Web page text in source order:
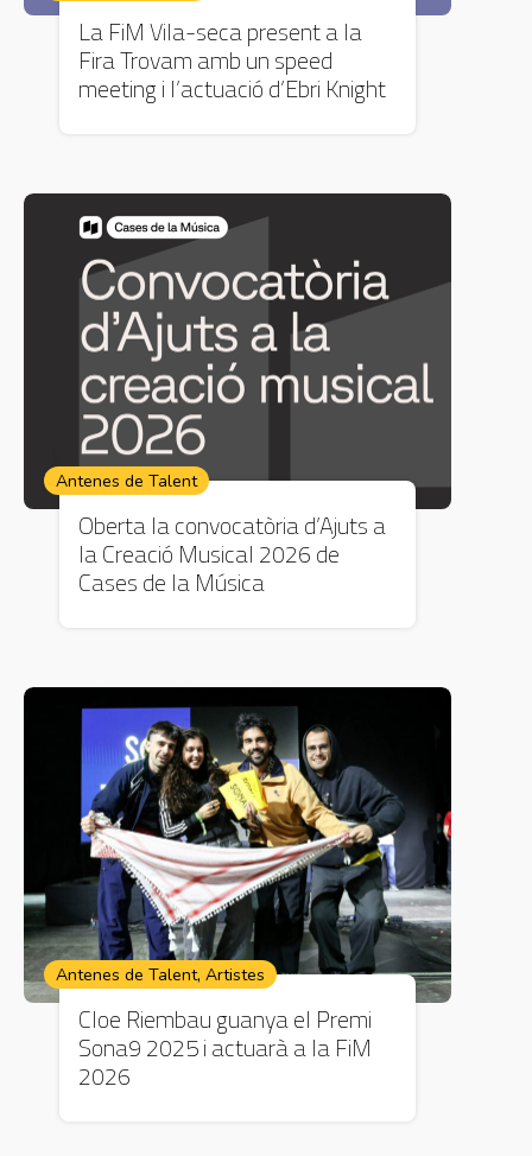
La FiM Vila-seca present a la
Fira Trovam amb un speed
meeting i l’actuació d’Ebri Knight
Antenes de Talent
Oberta la convocatòria d’Ajuts a
la Creació Musical 2026 de
Cases de la Música
Antenes de Talent, Artistes
Cloe Riembau guanya el Premi
Sona9 2025 i actuarà a la FiM
2026